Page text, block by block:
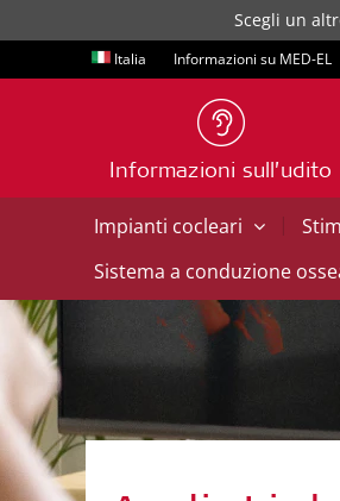
Scegli un
Italia Informazioni su MED-EL
Informazioni sull’udito
Impianti cocleari |
Sistema a conduzione